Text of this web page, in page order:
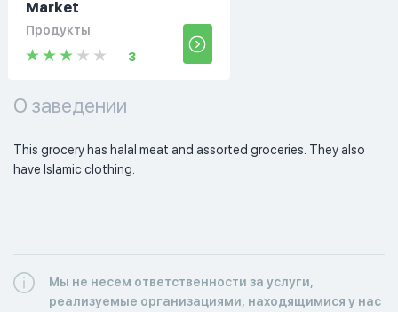
Market
Продукты
3
О заведении
This grocery has halal meat and assorted groceries. They also
have Islamic clothing.
Мы не несем ответственности за услуги,
реализуемые организациями, находящимися у нас